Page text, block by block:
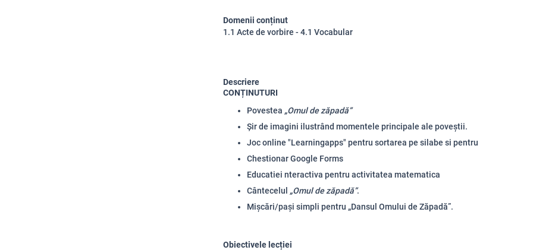
Domenii conținut
1.1 Acte de vorbire - 4.1 Vocabular
Descriere
CONȚINUTURI
Povestea „Omul de zăpadă”
Șir de imagini ilustrând momentele principale ale poveștii.
Joc online "Learningapps" pentru sortarea pe silabe si pentru
Chestionar Google Forms
Educatiei nteractiva pentru activitatea matematica
Cântecelul „Omul de zăpadă”.
Mișcări/pași simpli pentru „Dansul Omului de Zăpadă”.
Obiectivele lecției